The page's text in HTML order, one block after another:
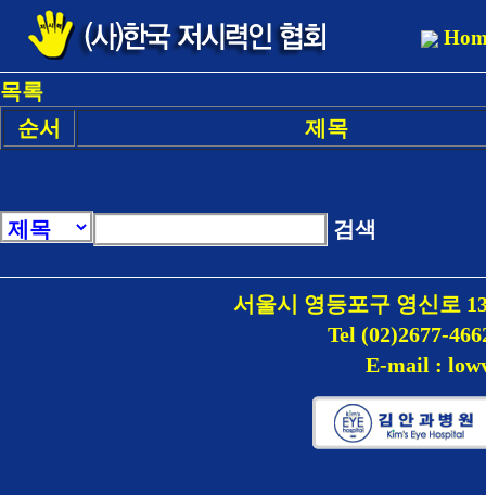
목록
순서
제목
검색
서울시 영등포구 영신로
Tel (02)2677-
E-mail :